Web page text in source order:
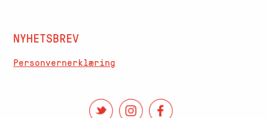
NYHETSBREV
Personvernerklæring